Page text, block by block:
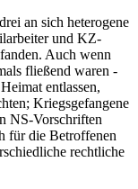
an sich heterogene
und KZ-
Auch wenn
fließend waren -
entlassen,
Kriegsgefangene
NS-Vorschriften
für die Betroffenen
rechtliche